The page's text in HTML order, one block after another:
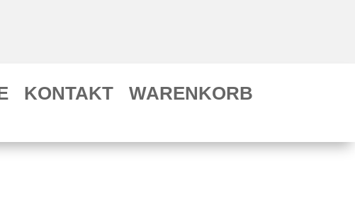
KONTAKT WARENKORB